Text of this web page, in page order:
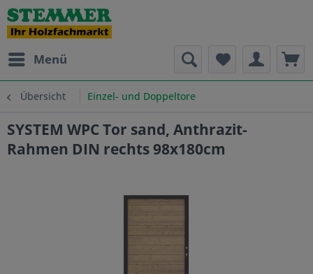
Menü
Übersicht Einzel- und Doppeltore
SYSTEM WPC Tor sand, Anthrazit-
Rahmen DIN rechts 98x180cm